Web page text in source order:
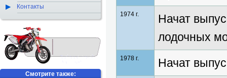
1974 г.
Начат
лодочных
1978 г. Начат
Контакты
Смотрите также: